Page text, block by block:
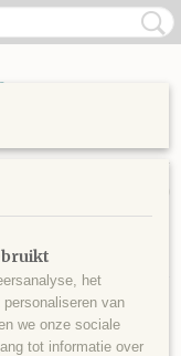
UW WINKELWAGEN
64pcs
het
van
we onze sociale
tot informatie over